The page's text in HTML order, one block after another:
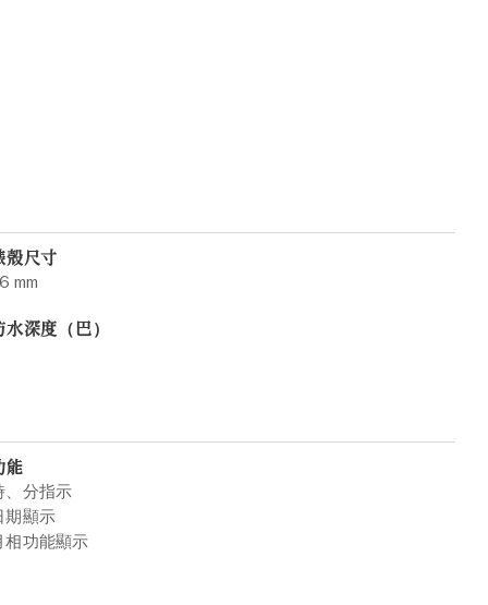
殼尺寸
mm
水深度（巴）
能
、分指示
期顯示
相功能顯示